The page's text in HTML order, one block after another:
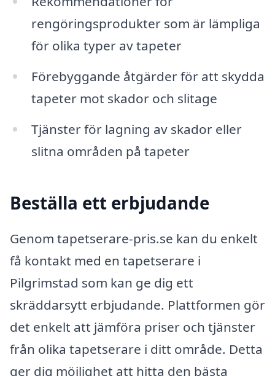
rengöringsprodukter som är lämpliga
för olika typer av tapeter
Förebyggande åtgärder för att skydda
tapeter mot skador och slitage
Tjänster för lagning av skador eller
slitna områden på tapeter
Beställa ett erbjudande
Genom tapetserare-pris.se kan du enkelt
få kontakt med en tapetserare i
Pilgrimstad som kan ge dig ett
skräddarsytt erbjudande. Plattformen gör
det enkelt att jämföra priser och tjänster
från olika tapetserare i ditt område. Detta
ger dig möjlighet att hitta den bästa